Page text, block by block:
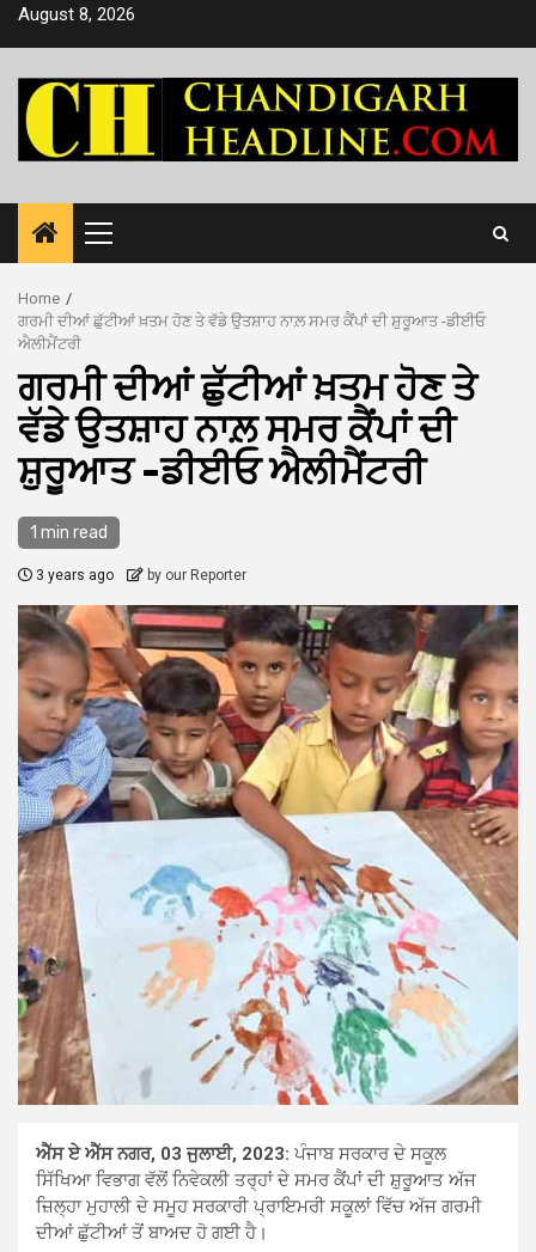
SkipAugust 8, 2026
Primary
Menu
Home
ਗਰਮੀ ਦੀਆਂ ਛੁੱਟੀਆਂ ਖ਼ਤਮ ਹੋਣ ਤੇ ਵੱਡੇ ਉਤਸ਼ਾਹ ਨਾਲ਼ ਸਮਰ ਕੈਂਪਾਂ ਦੀ ਸ਼ੁਰੂਆਤ -ਡੀਈਓ
ਐਲੀਮੈਂਟਰੀ
ਗਰਮੀ ਦੀਆਂ ਛੁੱਟੀਆਂ ਖ਼ਤਮ ਹੋਣ ਤੇ
ਵੱਡੇ ਉਤਸ਼ਾਹ ਨਾਲ਼ ਸਮਰ ਕੈਂਪਾਂ ਦੀ
ਸ਼ੁਰੂਆਤ -ਡੀਈਓ ਐਲੀਮੈਂਟਰੀ
1 min read
3 years ago by our Reporter
ਐੱਸ ਏ ਐੱਸ ਨਗਰ, 03 ਜੁਲਾਈ, 2023: ਪੰਜਾਬ ਸਰਕਾਰ ਦੇ ਸਕੂਲ
ਸਿੱਖਿਆ ਵਿਭਾਗ ਵੱਲੋਂ ਨਿਵੇਕਲੀ ਤਰ੍ਹਾਂ ਦੇ ਸਮਰ ਕੈਂਪਾਂ ਦੀ ਸ਼ੁਰੂਆਤ ਅੱਜ
ਜ਼ਿਲ੍ਹਾ ਮੁਹਾਲੀ ਦੇ ਸਮੂਹ ਸਰਕਾਰੀ ਪ੍ਰਾਇਮਰੀ ਸਕੂਲਾਂ ਵਿੱਚ ਅੱਜ ਗਰਮੀ
ਦੀਆਂ ਛੁੱਟੀਆਂ ਤੋਂ ਬਾਅਦ ਹੋ ਗਈ ਹੈ।